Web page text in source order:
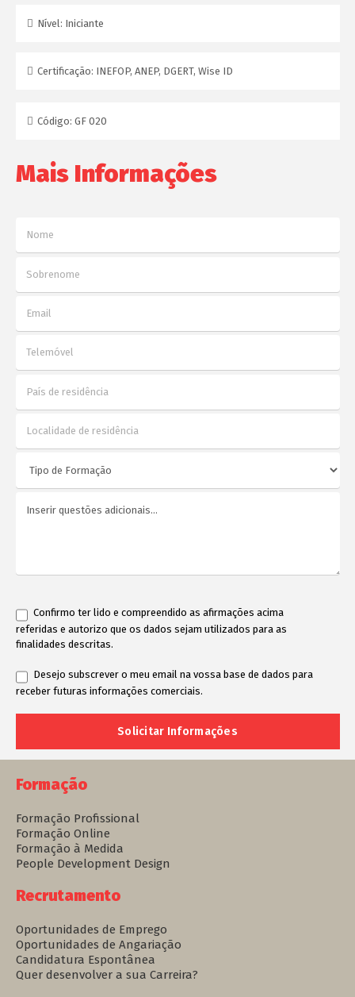
Nível: Iniciante
Certificação: INEFOP, ANEP, DGERT, Wise ID
Código: GF 020
Mais Informações
Confirmo ter lido e compreendido as afirmações acima
referidas e autorizo que os dados sejam utilizados para as
finalidades descritas.
Desejo subscrever o meu email na vossa base de dados para
receber futuras informações comerciais.
Formação
Formação Profissional
Formação Online
Formação à Medida
People Development Design
Recrutamento
Oportunidades de Emprego
Oportunidades de Angariação
Candidatura Espontânea
Quer desenvolver a sua Carreira?